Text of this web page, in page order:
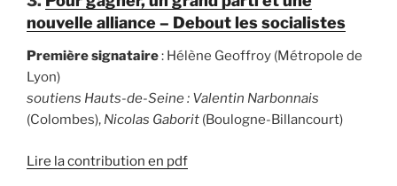
nouvelle alliance – Debout les socialistes
Première signataire: Hélène Geoffroy (Métropole de
Lyon)
soutiens Hauts-de-Seine : Valentin Narbonnais
(Colombes), Nicolas Gaborit (Boulogne-Billancourt)
Lire la contribution en pdf